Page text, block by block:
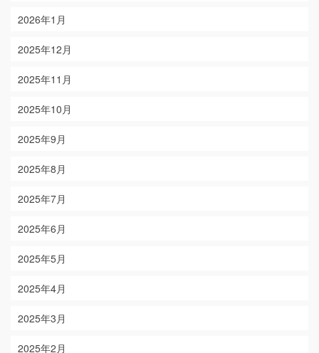
2026年1月
2025年12月
2025年11月
2025年10月
2025年9月
2025年8月
2025年7月
2025年6月
2025年5月
2025年4月
2025年3月
2025年2月